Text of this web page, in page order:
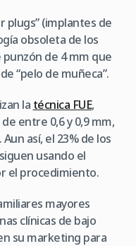
plugs” (implantes de
obsoleta de los
de 4 mm que
“pelo de muñeca”.
la técnica FUE,
entre 0,6 y 0,9 mm,
así, el 23% de los
usando el
el procedimiento.
mayores
clínicas de bajo
su marketing para